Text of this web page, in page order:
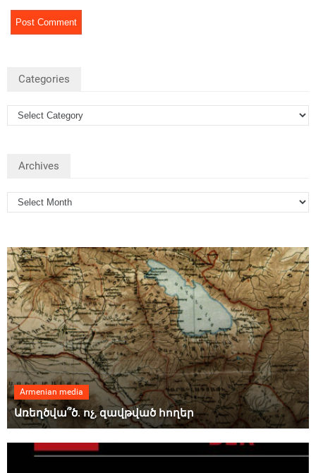
Categories
Archives
Armenian media
Առեղծվա՞ծ. ոչ, զավթված հողեր